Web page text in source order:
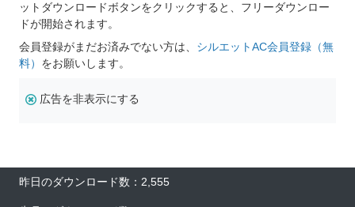
ットダウンロードボタンをクリックすると、フリーダウンロー
ドが開始されます。
会員登録がまだお済みでない方は、 シルエットAC会員登録（無
料） をお願いします。
広告を非表示にする
昨日のダウンロード数：2,555